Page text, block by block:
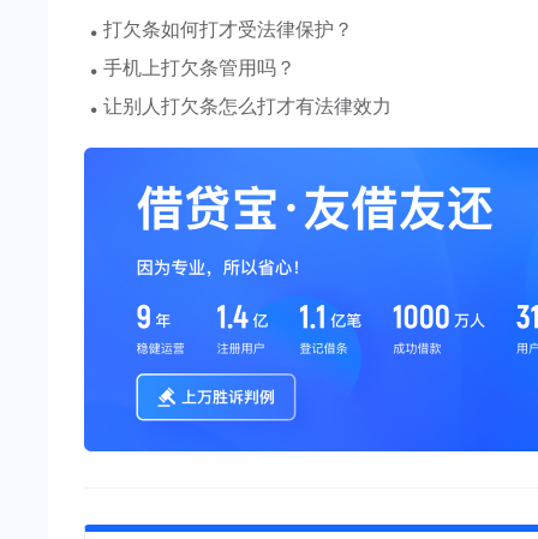
· 打欠条如何打才受法律保护？
· 手机上打欠条管用吗？
· 让别人打欠条怎么打才有法律效力